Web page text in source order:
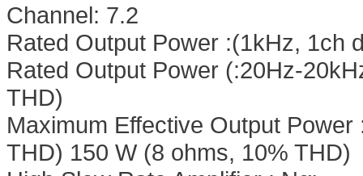
Channel: 7.2
Rated Output Power :(1kHz, 1ch
Rated Output Power (:20Hz-
THD)
Maximum Effective Output
THD) 150 W (8 ohms, 10% THD)